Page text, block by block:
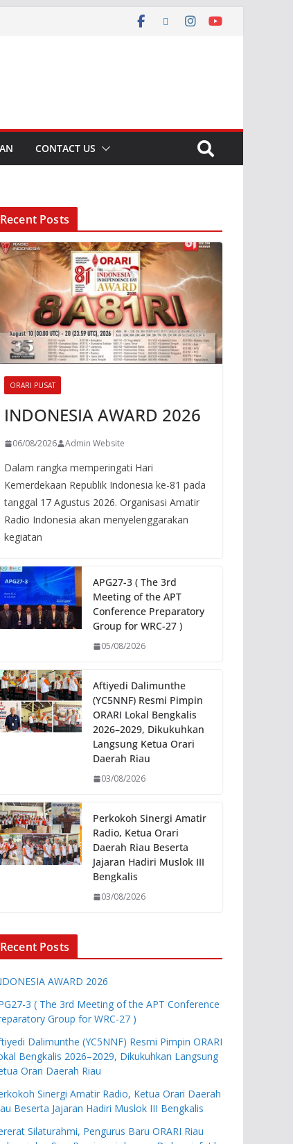
CONTACT US
Recent Posts
ORARI PUSAT
INDONESIA AWARD 2026
06/08/2026 Admin Website
Dalam rangka memperingati Hari
Kemerdekaan Republik Indonesia ke-81 pada
tanggal 17 Agustus 2026. Organisasi Amatir
Radio Indonesia akan menyelenggarakan
kegiatan
APG27-3 ( The 3rd
Meeting of the APT
Conference Preparatory
Group for WRC-27 )
05/08/2026
Aftiyedi Dalimunthe
(YC5NNF) Resmi Pimpin
ORARI Lokal Bengkalis
2026–2029, Dikukuhkan
Langsung Ketua Orari
Daerah Riau
03/08/2026
Perkokoh Sinergi Amatir
Radio, Ketua Orari
Daerah Riau Beserta
Jajaran Hadiri Muslok III
Bengkalis
03/08/2026
Recent Posts
AWARD 2026
3 ( The 3rd Meeting of the APT Conference
Group for WRC-27 )
Dalimunthe (YC5NNF) Resmi Pimpin ORARI
Bengkalis 2026–2029, Dikukuhkan Langsung
Orari Daerah Riau
Sinergi Amatir Radio, Ketua Orari Daerah
Beserta Jajaran Hadiri Muslok III Bengkalis
Silaturahmi, Pengurus Baru ORARI Riau